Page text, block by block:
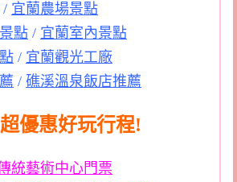
/ 宜蘭農場景點
點 / 宜蘭室內景點
/ 宜蘭觀光工廠
/ 礁溪溫泉飯店推薦
優惠好玩行程!
統藝術中心門票